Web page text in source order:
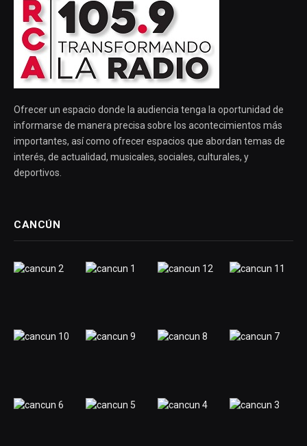
Ofrecer un espacio donde la audiencia tenga la oportunidad de
informarse de manera precisa sobre los acontecimientos más
importantes, así como ofrecer espacios que abordan temas de
interés, de actualidad, musicales, sociales, culturales, y
deportivos.
CANCÚN